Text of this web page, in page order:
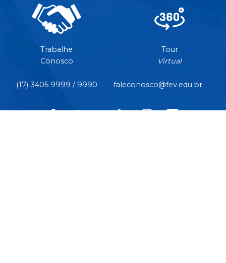
Trabalhe
Conosco
Tour
Virtual
(17) 3405 9999 / 9990 faleconosco@fev.edu.br